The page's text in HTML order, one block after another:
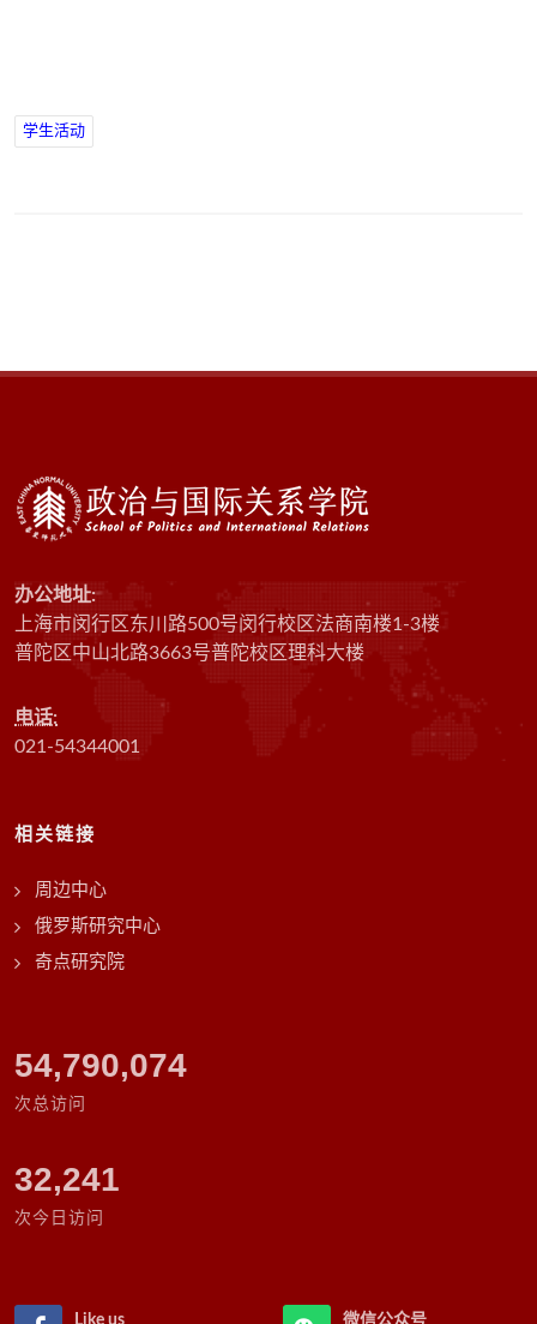
学生活动
办公地址:
上海市闵行区东川路500号闵行校区法商南楼1-3楼
普陀区中山北路3663号普陀校区理科大楼
电话:
021-54344001
相关链接
周边中心
俄罗斯研究中心
奇点研究院
63,091,593
次总访问
32,241
次今日访问
Like us 微信公众号